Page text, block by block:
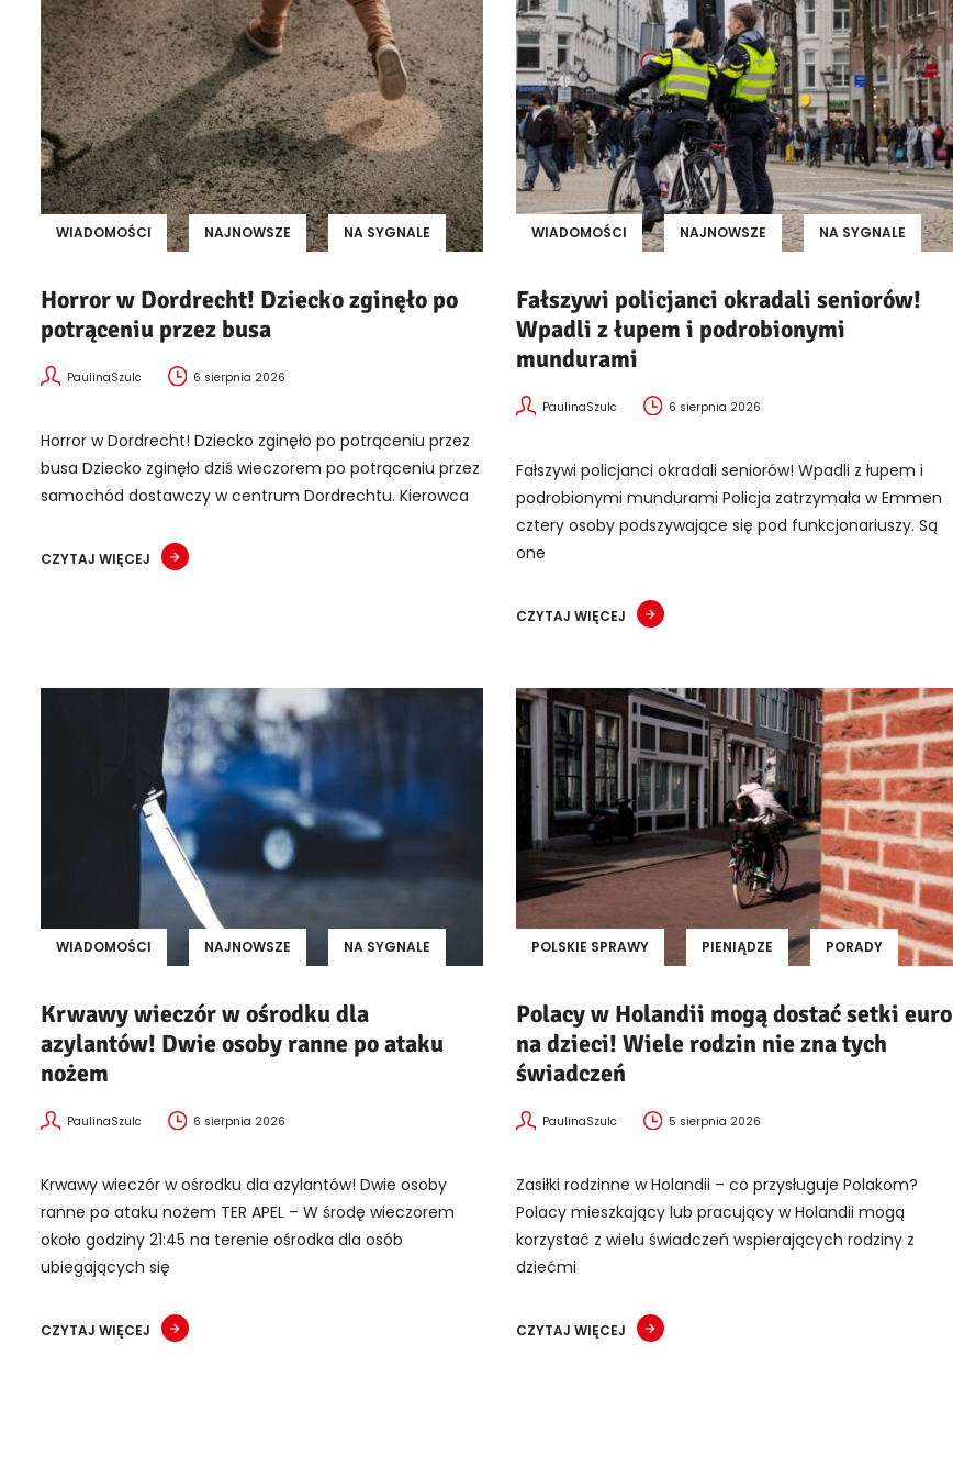
WIADOMOŚCI NAJNOWSZE NA SYGNALE
Horror w Dordrecht! Dziecko zginęło po
potrąceniu przez busa
PaulinaSzulc 6 sierpnia 2026
Horror w Dordrecht! Dziecko zginęło po potrąceniu przez
busa Dziecko zginęło dziś wieczorem po potrąceniu przez
samochód dostawczy w centrum Dordrechtu. Kierowca
CZYTAJ WIĘCEJ
WIADOMOŚCI NAJNOWSZE NA SYGNALE
Fałszywi policjanci okradali seniorów!
Wpadli z łupem i podrobionymi
mundurami
PaulinaSzulc 6 sierpnia 2026
Fałszywi policjanci okradali seniorów! Wpadli z łupem i
podrobionymi mundurami Policja zatrzymała w Emmen
cztery osoby podszywające się pod funkcjonariuszy. Są
one
CZYTAJ WIĘCEJ
WIADOMOŚCI NAJNOWSZE NA SYGNALE
Krwawy wieczór w ośrodku dla
azylantów! Dwie osoby ranne po ataku
nożem
PaulinaSzulc 6 sierpnia 2026
Krwawy wieczór w ośrodku dla azylantów! Dwie osoby
ranne po ataku nożem TER APEL – W środę wieczorem
około godziny 21:45 na terenie ośrodka dla osób
ubiegających się
CZYTAJ WIĘCEJ
POLSKIE SPRAWY PIENIĄDZE PORADY
Polacy w Holandii mogą dostać setki euro
na dzieci! Wiele rodzin nie zna tych
świadczeń
PaulinaSzulc 5 sierpnia 2026
Zasiłki rodzinne w Holandii – co przysługuje Polakom?
Polacy mieszkający lub pracujący w Holandii mogą
korzystać z wielu świadczeń wspierających rodziny z
dziećmi
CZYTAJ WIĘCEJ